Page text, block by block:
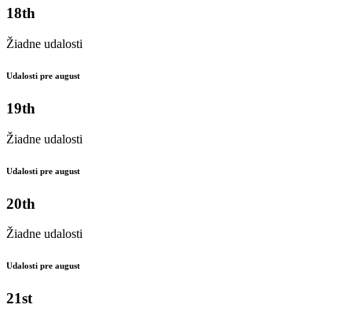
18th
Žiadne udalosti
Udalosti pre august
19th
Žiadne udalosti
Udalosti pre august
20th
Žiadne udalosti
Udalosti pre august
21st